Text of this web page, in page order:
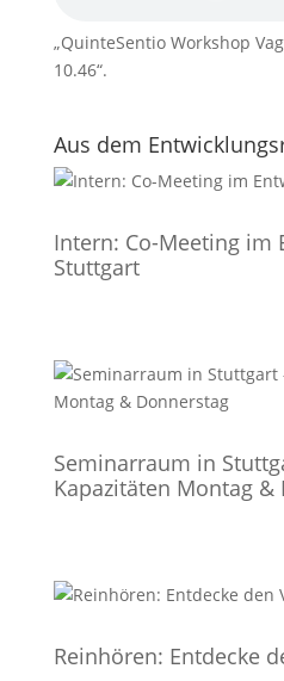
„QuinteSentio Workshop
10.46“.
Aus dem
Intern: Co-Meeting im
Stuttgart
Seminarraum in
Kapazitäten Montag &
Reinhören: Entdecke